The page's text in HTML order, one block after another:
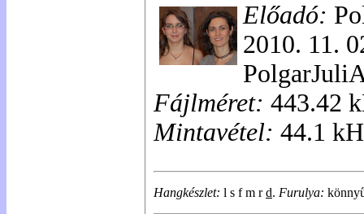
Előadó:
2010. 11.
Fájlméret: 443.42
Mintavétel: 44.1
Hangkészlet: l s f m rd. Furulya: